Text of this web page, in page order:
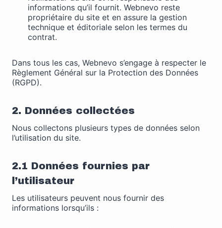
informations qu’il fournit. Webnevo reste
propriétaire du site et en assure la gestion
technique et éditoriale selon les termes du
contrat.
Dans tous les cas, Webnevo s’engage à respecter le
Règlement Général sur la Protection des Données
(RGPD).
2. Données collectées
Nous collectons plusieurs types de données selon
l’utilisation du site.
2.1 Données fournies par
l’utilisateur
Les utilisateurs peuvent nous fournir des
informations lorsqu’ils :
fonctionnalité
et la
structure du
site Web, en
fonction de
le site Web
est utilisé.
Experience
Afin que notre
site Web
fonctionne
de votre
visite. Si vous
refusez ces
cookies,
certaines